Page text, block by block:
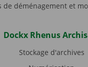
de déménagement et
Dockx Rhenus
Stockage d'archives